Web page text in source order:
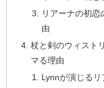
リアーナの初
由
杖と剣のウィスト
マる理由
Lynnが演じる